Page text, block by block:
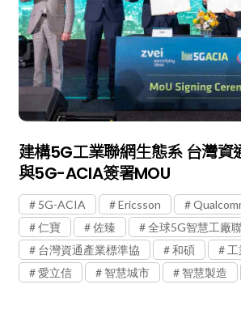
建構5G工業聯網生態系 台灣資
與5G-ACIA簽署MOU
5G-ACIA Ericsson
仁寶
佐臻
全球5G智慧工廠
台灣資通產業標準協
和碩
愛立信
智慧城市 智慧製造